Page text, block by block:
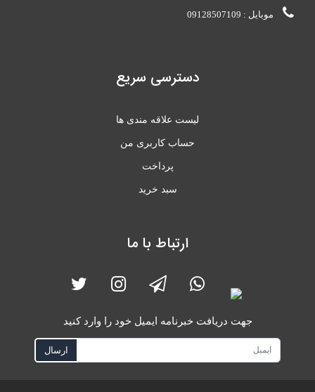
موبایل : 09128507109
دسترسی سریع
لیست علاقه مندی ها
حساب کاربری من
پرداخت
سبد خرید
ارتباط با ما
جهت دریافت خبرنامه ایمیل خود را وارد کنید
ارسال